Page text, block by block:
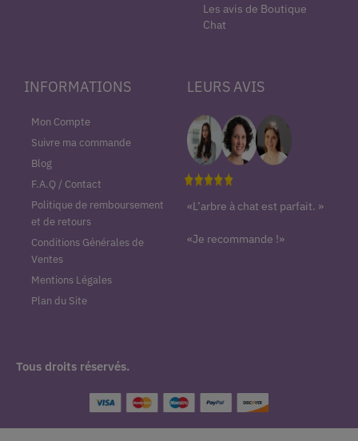
Les avis de Boutique
Chat
INFORMATIONS
Mon Compte
Suivre ma commande
Blog
F.A.Q / Contact
Politique de remboursement
et de retours
Conditions Générales de
Ventes
Mentions Légales
Plan du Site
LEURS AVIS
«L’arbre à chat est parfait. »
«Je recommande !»
Tous droits réservés.